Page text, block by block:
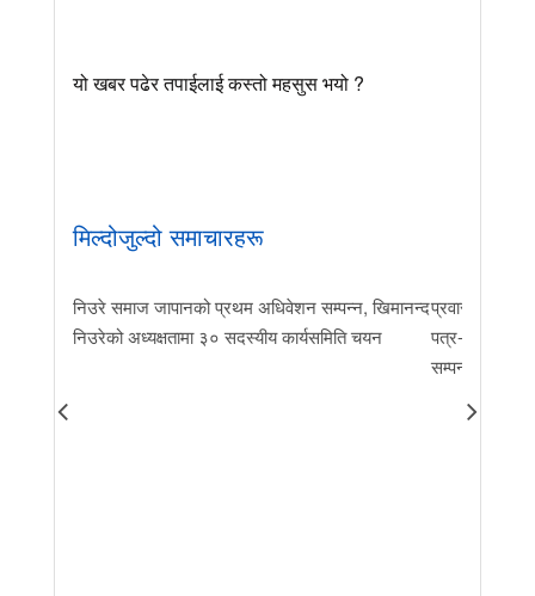
यो खबर पढेर तपाईलाई कस्तो महसुस भयो ?
मिल्दोजुल्दो समाचारहरू
निउरे समाज जापानको प्रथम अधिवेशन सम्पन्न, खिमानन्द
निउरेको अध्यक्षतामा ३० सदस्यीय कार्यसमिति चयन
प्रवास र
पत्र-२०२६
सम्पन्न